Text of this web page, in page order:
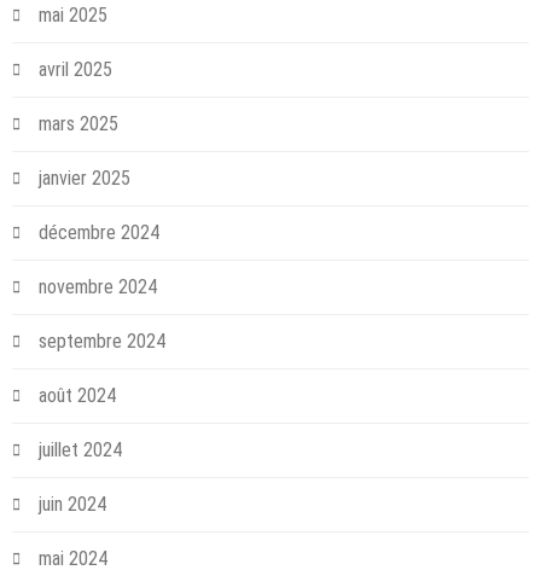
mai 2025
avril 2025
mars 2025
janvier 2025
décembre 2024
novembre 2024
septembre 2024
août 2024
juillet 2024
juin 2024
mai 2024